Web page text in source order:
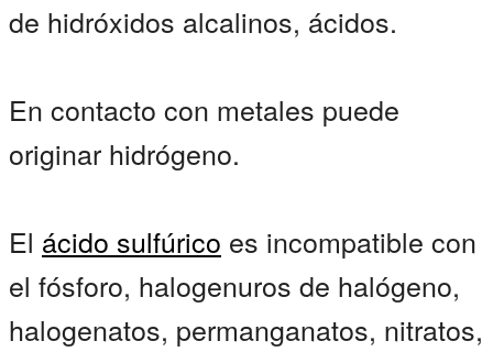
de hidróxidos alcalinos, ácidos.
En contacto con metales puede
originar hidrógeno.
El ácido sulfúrico es incompatible con
el fósforo, halogenuros de halógeno,
halogenatos, permanganatos, nitratos,